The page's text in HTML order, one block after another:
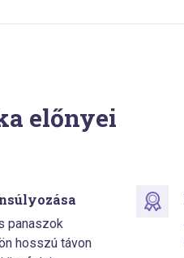
előnyei
panaszok
hosszú távon